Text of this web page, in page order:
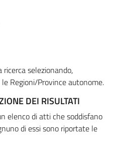
ricerca selezionando,
Regioni/Province autonome.
DEI RISULTATI
elenco di atti che soddisfano
di essi sono riportate le